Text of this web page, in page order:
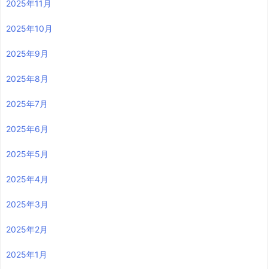
2025年11月
2025年10月
2025年9月
2025年8月
2025年7月
2025年6月
2025年5月
2025年4月
2025年3月
2025年2月
2025年1月